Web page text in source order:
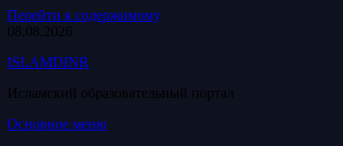
Перейти к содержимому
08.08.2026
ISLAMDINR
Исламский образовательный портал
Основное меню